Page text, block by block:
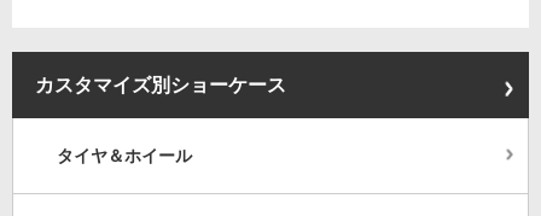
カスタマイズ別ショーケース
タイヤ＆ホイール